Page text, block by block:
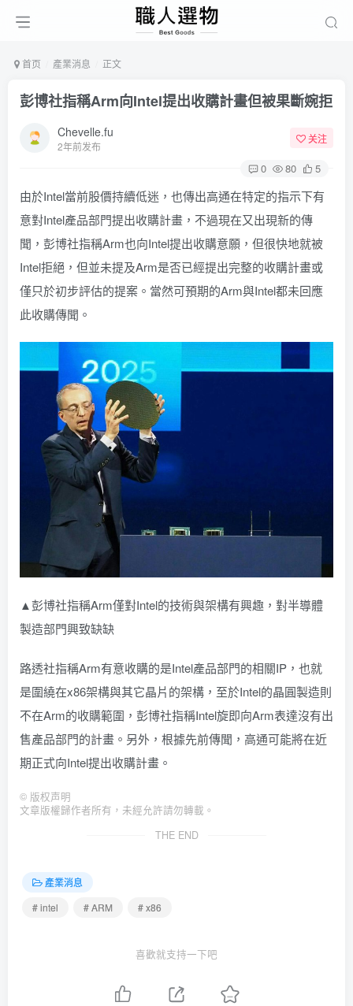
首页 產業消息 正文
彭博社指稱Arm向Intel提出收購計畫但被果斷婉拒
Chevelle.fu
2年前发布
关注
0 80 5
由於Intel當前股價持續低迷，也傳出高通在特定的指示下有
意對Intel產品部門提出收購計畫，不過現在又出現新的傳
聞，彭博社指稱Arm也向Intel提出收購意願，但很快地就被
Intel拒絕，但並未提及Arm是否已經提出完整的收購計畫或
僅只於初步評估的提案。當然可預期的Arm與Intel都未回應
此收購傳聞。
▲彭博社指稱Arm僅對Intel的技術與架構有興趣，對半導體
製造部門興致缺缺
路透社指稱Arm有意收購的是Intel產品部門的相關IP，也就
是圍繞在x86架構與其它晶片的架構，至於Intel的晶圓製造則
不在Arm的收購範圍，彭博社指稱Intel旋即向Arm表達沒有出
售產品部門的計畫。另外，根據先前傳聞，高通可能將在近
期正式向Intel提出收購計畫。
© 版权声明
文章版權歸作者所有，未經允許請勿轉載。
THE END
產業消息
# intel
# ARM # x86
喜歡就支持一下吧